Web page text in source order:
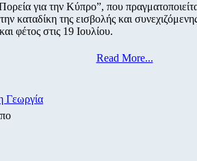
για την Κύπρο”, που
καταδίκη της εισβολής και
φέτος στις 19 Ιουλίου.
Read More...
Γεωργία